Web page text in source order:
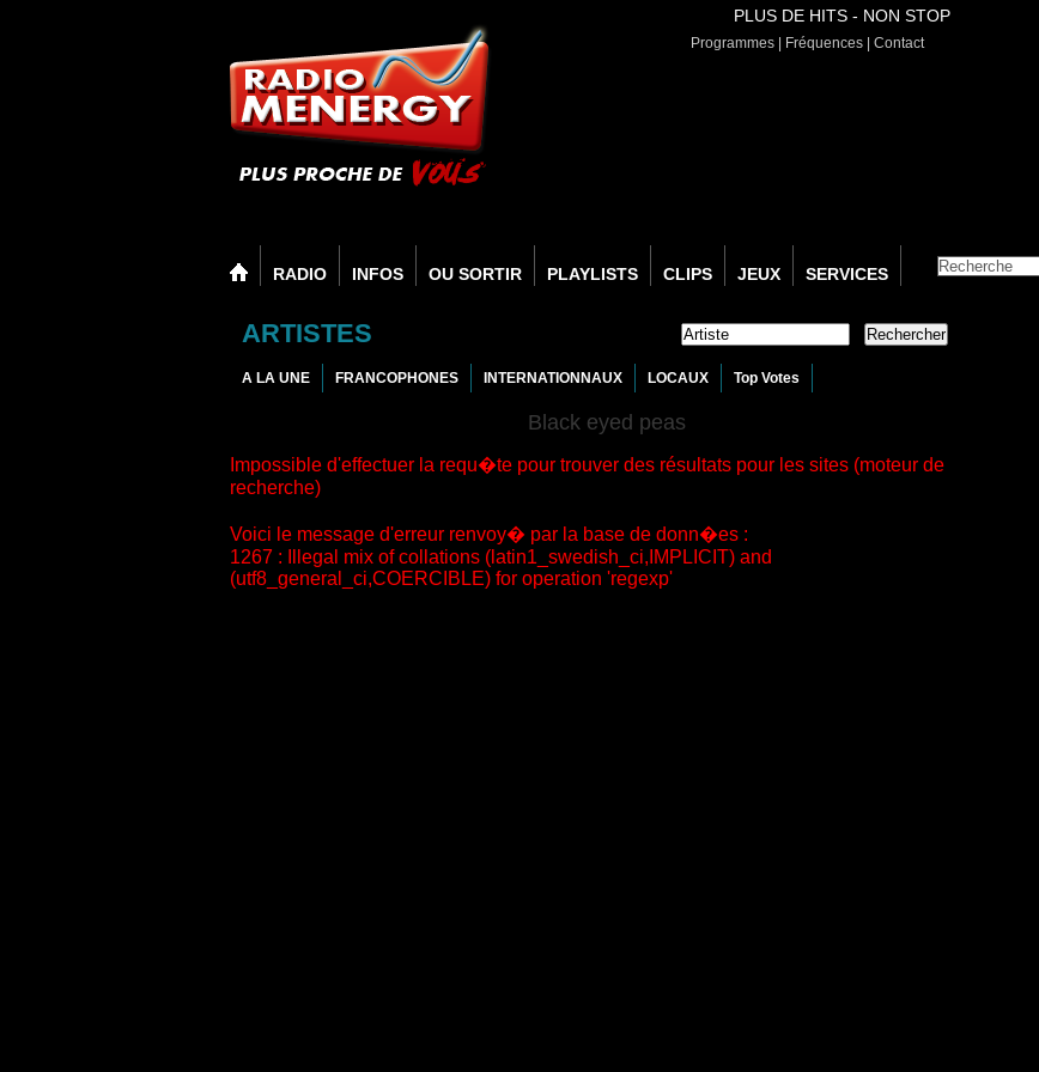
PLUS DE HITS - NON STOP
Programmes Fréquences Contact
RADIO INFOS OU SORTIR PLAYLISTS CLIPS JEUX SERVICES
ARTISTES
A LA UNE FRANCOPHONES INTERNATIONNAUX LOCAUX Top Votes
Black eyed peas
Impossible d'effectuer la requ�te pour trouver des résultats pour les sites (moteur de
recherche)
Voici le message d'erreur renvoy� par la base de donn�es :
1267 : Illegal mix of collations (latin1_swedish_ci,IMPLICIT) and
(utf8_general_ci,COERCIBLE) for operation 'regexp'